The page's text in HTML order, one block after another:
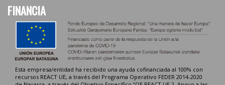
FINANCIA
Esta empresa/entidad ha recibido una ayuda cofinanciada al 100% con
recursos REACT UE, a través del Programa Operativo FEDER 2014-2020